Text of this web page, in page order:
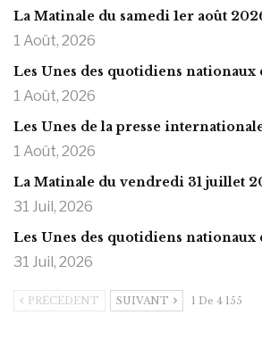
La Matinale du samedi 1er août
1 Août, 2026
Les Unes des quotidiens nationaux
1 Août, 2026
Les Unes de la presse
1 Août, 2026
La Matinale du vendredi 31 juillet
31 Juil, 2026
Les Unes des quotidiens nationaux
31 Juil, 2026
PRÉCÉDENT SUIVANT 1 De 4 155